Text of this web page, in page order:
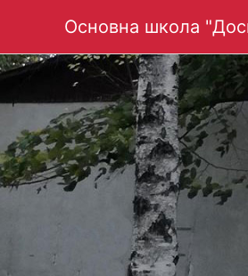
садржај
Основна школа